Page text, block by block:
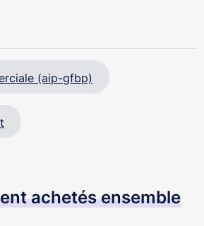
(aip-gfbp)
achetés ensemble